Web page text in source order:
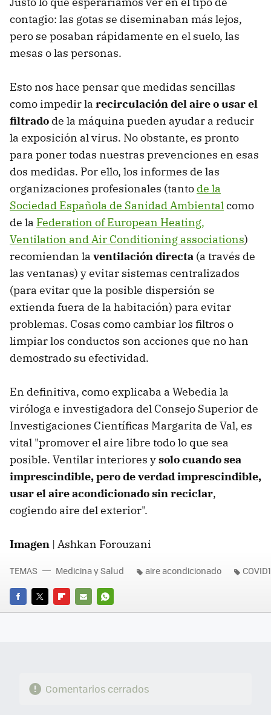
contagio: las gotas se diseminaban más lejos,
pero se posaban rápidamente en el suelo, las
mesas o las personas.
Esto nos hace pensar que medidas sencillas
como impedir la recirculación del aire o usar el
filtrado de la máquina pueden ayudar a reducir
la exposición al virus. No obstante, es pronto
para poner todas nuestras prevenciones en esas
dos medidas. Por ello, los informes de las
organizaciones profesionales (tanto de la
Sociedad Española de Sanidad Ambientalcomo
de la Federation of European Heating,
Ventilation and Air Conditioning associations)
recomiendan la ventilación directa (a través de
las ventanas) y evitar sistemas centralizados
(para evitar que la posible dispersión se
extienda fuera de la habitación) para evitar
problemas. Cosas como cambiar los filtros o
limpiar los conductos son acciones que no han
demostrado su efectividad.
En definitiva, como explicaba a Webedia la
viróloga e investigadora del Consejo Superior de
Investigaciones Científicas Margarita de Val, es
vital "promover el aire libre todo lo que sea
posible. Ventilar interiores ysolo cuando sea
imprescindible, pero de verdad imprescindible,
usar el aire acondicionado sin reciclar,
cogiendo aire del exterior".
Imagen | Ashkan Forouzani
FACEBOOK
TWITTERFLIPBOARD
E-
WHATSAPP
TEMAS Medicina y Salud aire acondicionado
Comentarios cerrados